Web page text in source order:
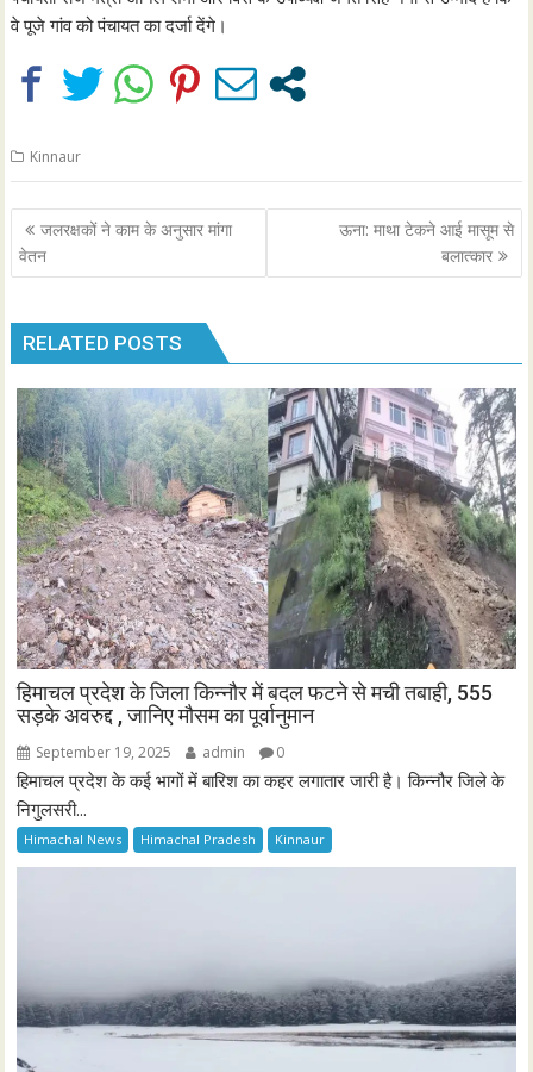
वे पूजे गांव को पंचायत का दर्जा देंगे।
Kinnaur
Post
navigation
जलरक्षकों ने काम के अनुसार मांगा
वेतन
ऊना: माथा टेकने आई मासूम से
बलात्कार
RELATED POSTS
हिमाचल प्रदेश के जिला किन्नौर में बदल फटने से मची तबाही, 555
सड़के अवरुद्द , जानिए मौसम का पूर्वानुमान
September 19, 2025 admin 0
हिमाचल प्रदेश के कई भागों में बारिश का कहर लगातार जारी है। किन्नौर जिले के
निगुलसरी...
Himachal News Himachal Pradesh Kinnaur